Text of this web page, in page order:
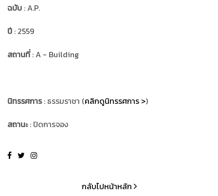
ฉบับ : A.P.
ปี : 2559
สถานที่: A - Building
นิทรรศการ: ธรรมราชา (คลิกดูนิทรรศการ >)
สถานะ: ปิดการจอง
กลับไปหน้าหลัก